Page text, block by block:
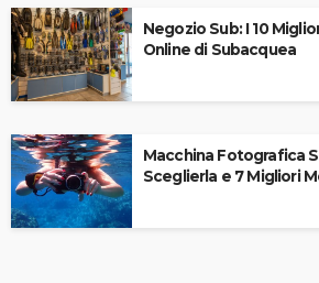
Negozio Sub: I 10
Online di Subacquea
Macchina Fotografica
Sceglierla e 7 Migliori